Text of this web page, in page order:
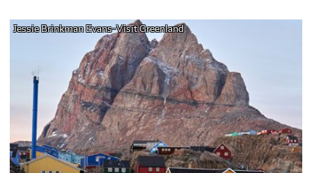
Jessie Brinkman Evans-Visit Greenland